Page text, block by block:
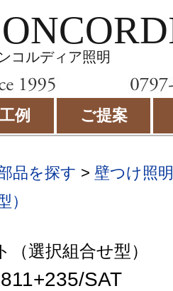
コルディア照明
例 ご提案
品を探す > 壁つけ照明
）
選択組合せ型）
SAT